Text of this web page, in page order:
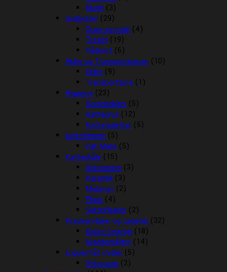
Mush (3)
Godbidder (29)
Græs og malt (4)
Treats (19)
Vådkost (6)
Huler og Transportkasser (10)
Huler (9)
Transportbure (1)
Hygiejne (23)
Kattebakker (5)
Kattegrus (12)
Kattetoiletter (5)
kattelemme (5)
Cat Mate (5)
Katteskåle (15)
Automater (3)
Keramik (3)
Melamin (2)
Plast (4)
Sutteflasker (2)
Kradsemiljøer og Legetøj (32)
Katte Legetøj (18)
Kradsemiljøer (14)
Loppe/flåt midler (5)
Vetocanis (2)